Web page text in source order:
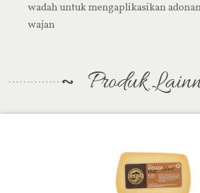
wadah untuk mengaplikasikan
wajan
Produk